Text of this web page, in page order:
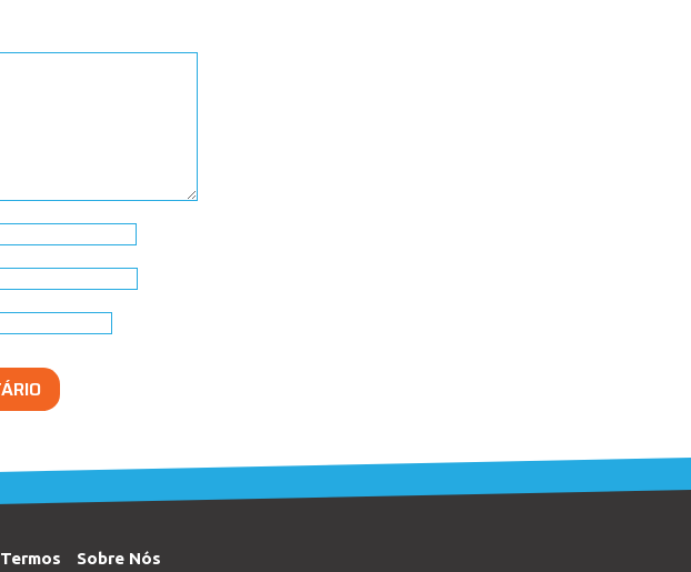
Termos Sobre Nós